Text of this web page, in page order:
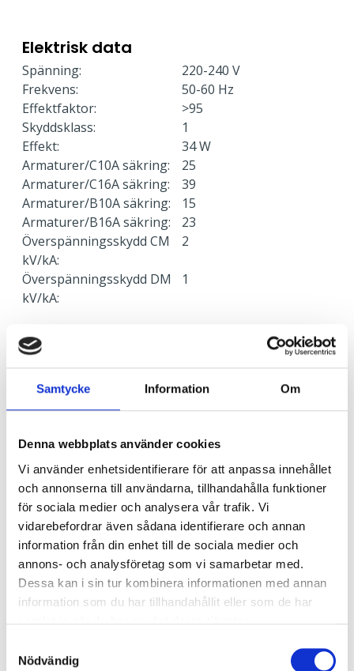
Samtycke Information Om
Denna webbplats använder cookies
Vi använder enhetsidentifierare för att anpassa innehållet
och annonserna till användarna, tillhandahålla funktioner
för sociala medier och analysera vår trafik. Vi
vidarebefordrar även sådana identifierare och annan
information från din enhet till de sociala medier och
annons- och analysföretag som vi samarbetar med.
Dessa kan i sin tur kombinera informationen med annan
information som du har tillhandahållit eller som de har
Nödvändig
Elektrisk data
Spänning:
220-240 V
Frekvens:
50-60 Hz
Effektfaktor:
>95
Skyddsklass:
1
Effekt:
34 W
Armaturer/C10A säkring:
25
Armaturer/C16A säkring:
39
Armaturer/B10A säkring:
15
Armaturer/B16A säkring:
23
Överspänningsskydd CM
kV/kA:
2
Överspänningsskydd DM
kV/kA:
1
Ljusstyrning
grundljus)
Sensor:
Mikrovågssensor (trådlös
Nödljus
Nödljus:
Ja
Typ av nödljus:
Batteribackup självtest
Brinntid i batteridrift:
1 h
Ljus vid strömbortfall:
453 lm
Standard:
EN 60598-2-22
Dubbla införingshål på armaturens baksida